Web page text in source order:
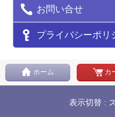
お問い合せ
プライバシーポリ
ホーム カ
表示切替 :